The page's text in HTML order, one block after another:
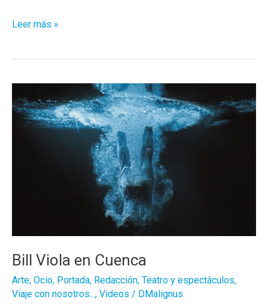
Cuando
Leer más »
Bill Viola en Cuenca
Arte, Ocio, Portada, Redacción, Teatro y espectáculos,
Viaje con nosotros..., Videos / DMalignus